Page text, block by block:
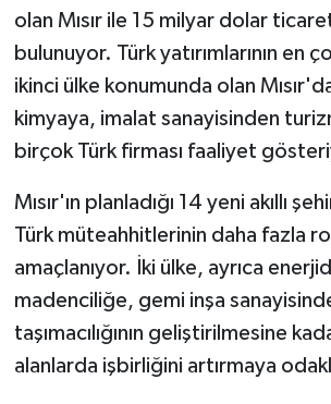
olan Mısır ile 15 milyar dolar
bulunuyor. Türk yatırımlarının en
ikinci ülke konumunda olan
kimyaya, imalat sanayisinden
birçok Türk firması faaliyet
Mısır'ın planladığı 14 yeni akıllı
Türk müteahhitlerinin daha fazla
amaçlanıyor. İki ülke, ayrıca
madenciliğe, gemi inşa
taşımacılığının geliştirilmesine
alanlarda işbirliğini artırmaya